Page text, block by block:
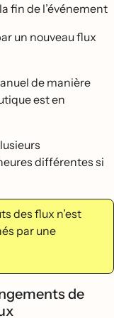
fin de l’événement
un nouveau flux
de manière
est en
différentes si
des flux n’est
par une
de